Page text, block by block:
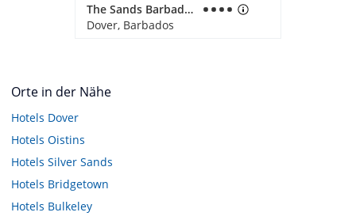
The Sands Barbados
Dover, Barbados
Orte in der Nähe
Hotels Dover
Hotels Oistins
Hotels Silver Sands
Hotels Bridgetown
Hotels Bulkeley